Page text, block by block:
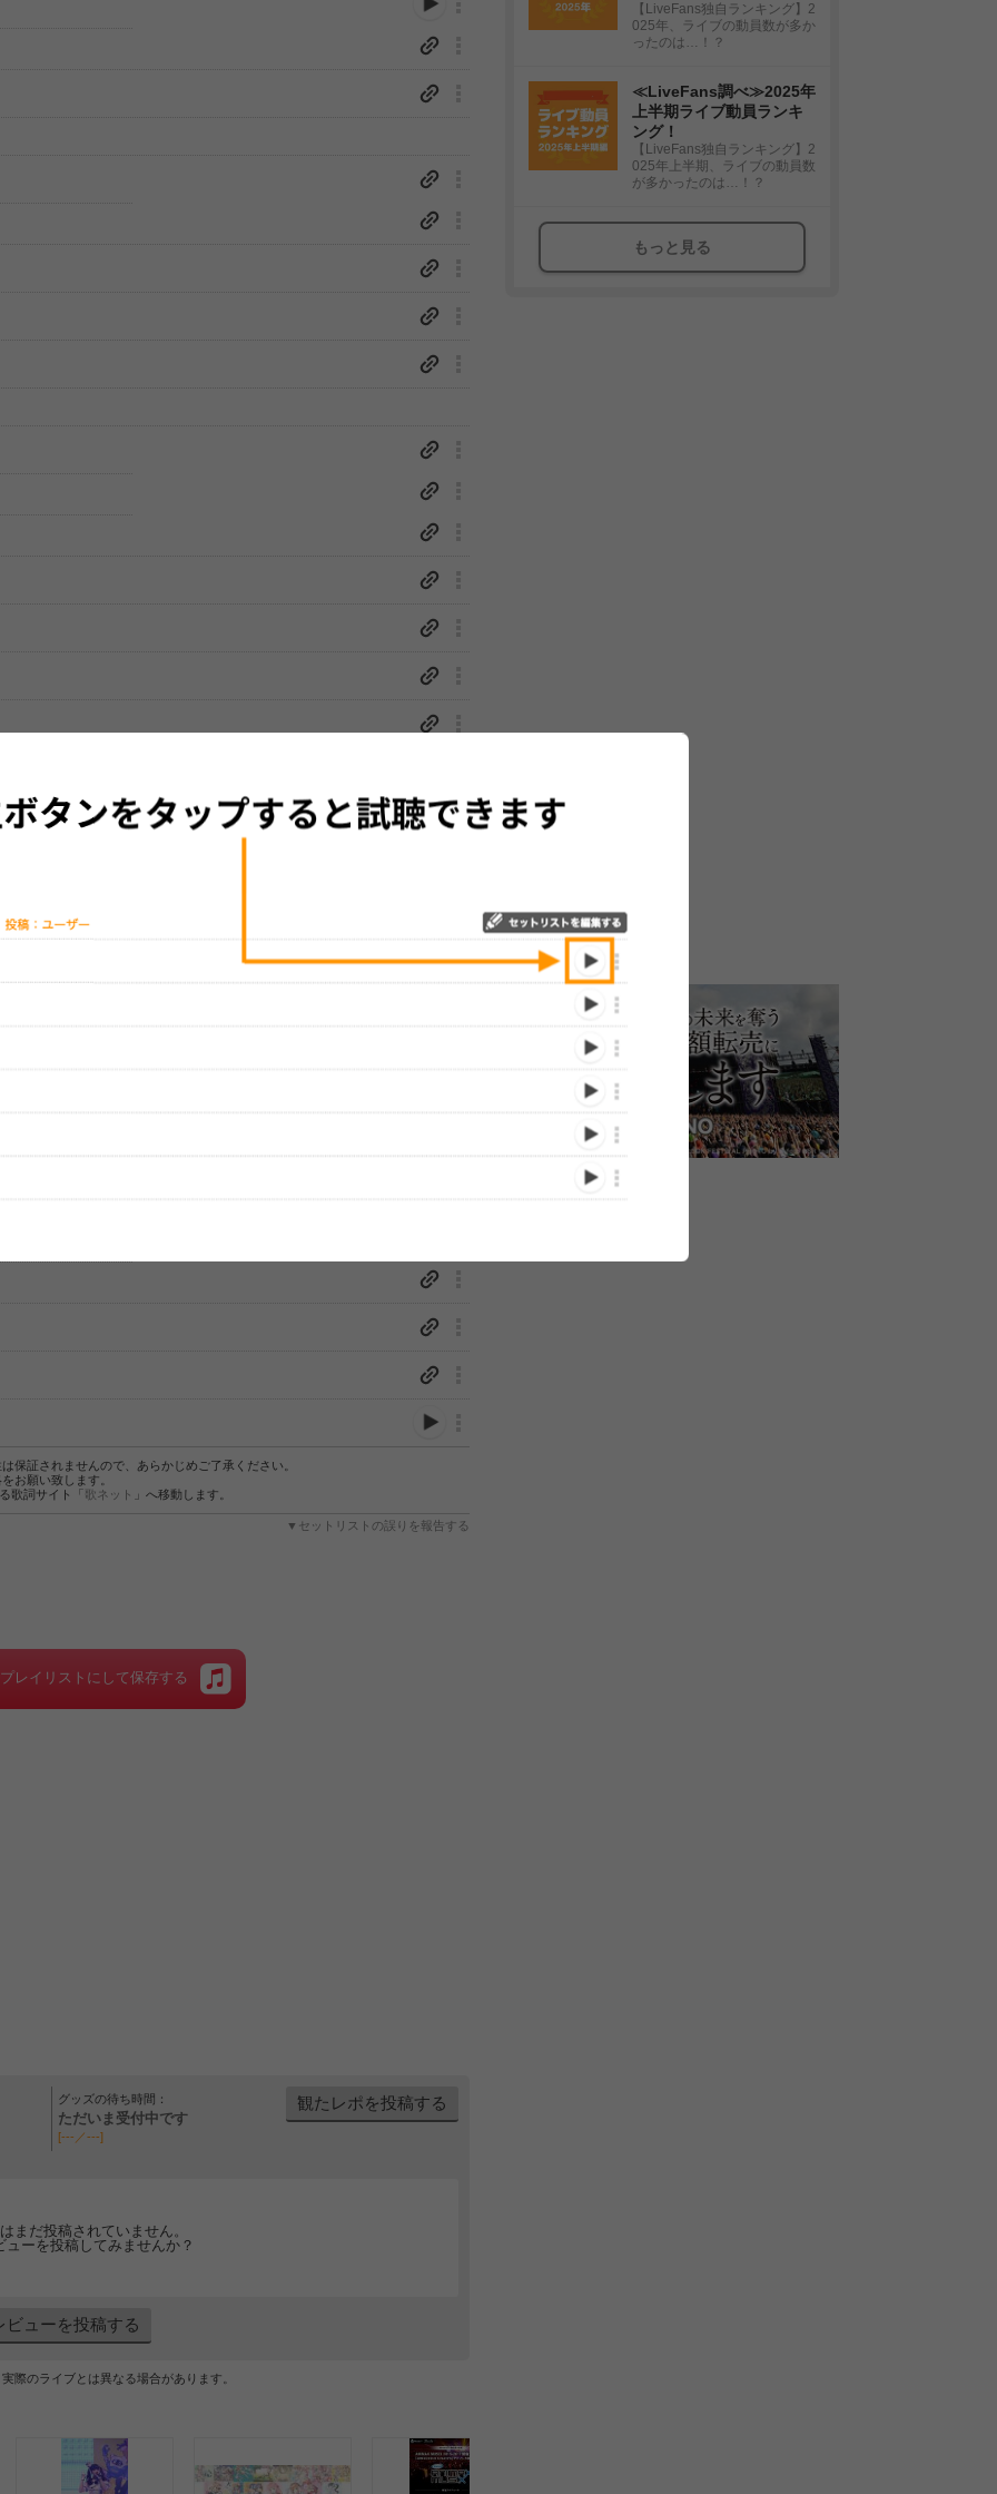
保証されませんので、あらかじめご了承ください。
お願い致します。
歌詞サイト「歌ネット 」へ移動します。
▼セットリストの誤りを報告する
レイリストにして保存する
グッズの待ち時間：
ただいま受付中です
[---／---]
観たレポを投稿する
まだ投稿されていません。
ューを投稿してみませんか？
ビューを投稿する
際のライブとは異なる場合があります。
【LiveFans独自ランキング】2
025年、ライブの動員数が多か
ったのは…！？
≪LiveFans調べ≫2025年
上半期ライブ動員ランキ
ング！
【LiveFans独自ランキング】2
025年上半期、ライブの動員数
が多かったのは…！？
もっと見る